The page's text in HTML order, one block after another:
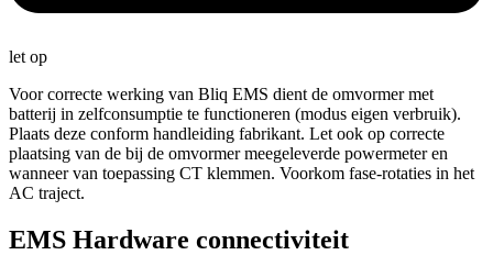
let op
Voor correcte werking van Bliq EMS dient de omvormer met
batterij in zelfconsumptie te functioneren (modus eigen verbruik).
Plaats deze conform handleiding fabrikant. Let ook op correcte
plaatsing van de bij de omvormer meegeleverde powermeter en
wanneer van toepassing CT klemmen. Voorkom fase-rotaties in het
AC traject.
EMS Hardware connectiviteit